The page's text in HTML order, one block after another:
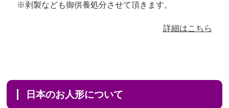
※剥製なども御供養処分させて頂きます。
詳細はこちら
日本のお人形について